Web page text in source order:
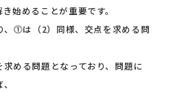
始めることが重要です。
、⓵は（2）同様、交点を求める問
める問題となっており、問題に